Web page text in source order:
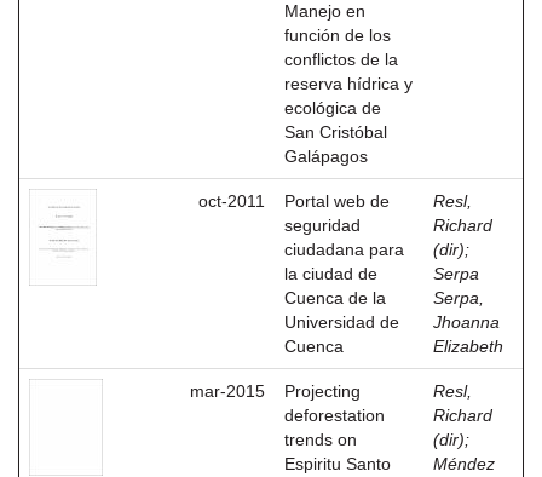
Manejo en
función de los
conflictos de la
reserva hídrica y
ecológica de
San Cristóbal
Galápagos
oct-2011
Portal web de
seguridad
ciudadana para
la ciudad de
Cuenca de la
Universidad de
Cuenca
Resl,
Richard
(dir);
Serpa
Serpa,
Jhoanna
Elizabeth
mar-2015
Projecting
deforestation
trends on
Espiritu Santo
Resl,
Richard
(dir);
Méndez